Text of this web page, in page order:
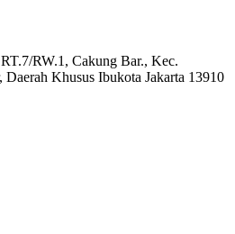
RW.1, Cakung Bar., Kec.
Khusus Ibukota Jakarta 13910